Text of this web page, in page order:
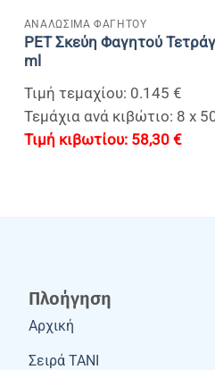
ΑΝΑΛΩΣΙΜΑ ΦΑΓΗΤΟΥ
PET Σκεύη Φαγητού
ml
Τιμή τεμαχίου: 0.145 €
Τεμάχια ανά κιβώτιο: 8 x
58,30 €
Πλοήγηση
Αρχική
Σειρά TANI